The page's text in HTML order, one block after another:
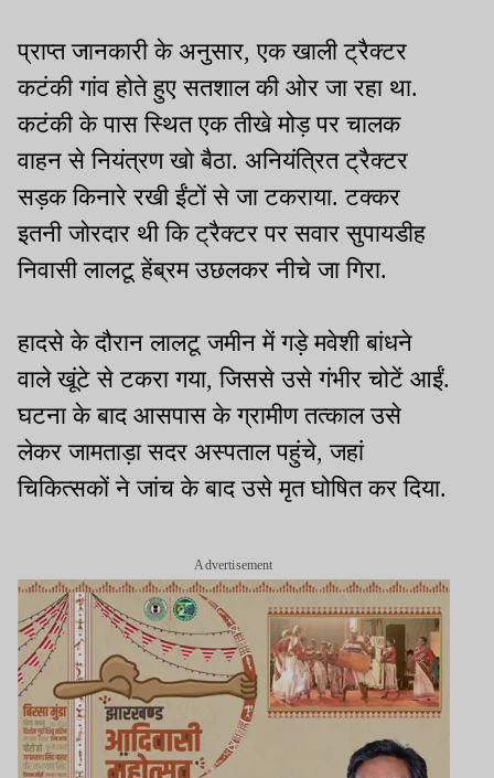
प्राप्त जानकारी के अनुसार, एक खाली ट्रैक्टर
कटंकी गांव होते हुए सतशाल की ओर जा रहा था.
कटंकी के पास स्थित एक तीखे मोड़ पर चालक
वाहन से नियंत्रण खो बैठा. अनियंत्रित ट्रैक्टर
सड़क किनारे रखी ईंटों से जा टकराया. टक्कर
इतनी जोरदार थी कि ट्रैक्टर पर सवार सुपायडीह
निवासी लालटू हेंब्रम उछलकर नीचे जा गिरा.
हादसे के दौरान लालटू जमीन में गड़े मवेशी बांधने
वाले खूंटे से टकरा गया, जिससे उसे गंभीर चोटें आईं.
घटना के बाद आसपास के ग्रामीण तत्काल उसे
लेकर जामताड़ा सदर अस्पताल पहुंचे, जहां
चिकित्सकों ने जांच के बाद उसे मृत घोषित कर दिया.
Advertisement